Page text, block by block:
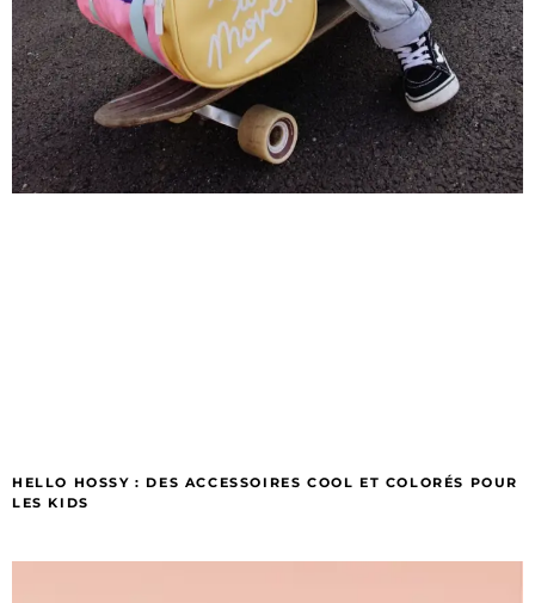
HELLO HOSSY : DES ACCESSOIRES COOL ET COLORÉS POUR
LES KIDS